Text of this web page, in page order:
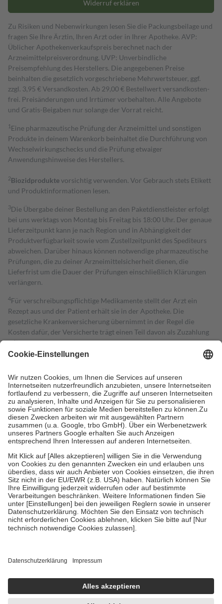
Widerruf erklären
Zu Risiken und Nebenwirkungen lesen Sie die Packungsbeilage und
fragen Sie Ihre Ärztin, Ihren Arzt oder in Ihrer Apotheke. AVP:
Üblicher Apothekenverkaufspreis berechnet nach der
Arzneimittelpreisverordnung. UVP: Unverbindliche
Preisempfehlung des Herstellers. Die angegebenen Preise
beinhalten die gesetzlich vorgeschriebene Mehrwertsteuer, ggf.
zzgl. 3,95 € Versandkosten. Ab 29,00 € Bestell­wert versand­kosten­
frei. Preisänderungen und Irrtümer vorbehalten. Alle Angebote
und Gratis-Beigaben nur solange der Vorrat reicht.
1 Eine pharmazeutische Prüfung der Arzneimittel und sonstigen
Produkte in deinem Warenkorb beinhaltet die Durchführung von
Wechselwirkungschecks und die Prüfung etwaiger
Anwendungshinweise des Herstellers.
2Biozidproduktevorsichtig verwenden. Vor Gebrauch stets Etikett
und Produktinformationen lesen.
3Die Übergabe deiner Bestellung an den Paketdienstleister erfolgt
bei uns werktags von Montag bis Freitag bis 18:00 Uhr. Der genaue
Lieferzeitpunkt kann je nach Region und in Abhängigkeit der
Produktverfügbarkeit sowie vom Zustellzeitpunkt des Spediteurs
abweichen. Darüber hinaus können notwendige pharmazeutische
Prüfungen, die zu deiner Arzneimittelsicherheit dienen, die
Lieferfrist um die Dauer der Prüfungen einschließlich Klärungen
verlängern.
4Für verschreibungspflichtige Medikamente stellt der Arzt ein
Rezept aus und der Patient erhält sie in der Apotheke. Die
gesetzliche Krankenversicherung übernimmt in der Regel die
Kosten dafür, der Versicherte trägt einen Teil davon als Zuzahlung
mit.
Grundsätzlich leisten Mitglieder Zuzahlungen in Höhe von zehn
höchstens zehn Euro.
Es sind jedoch nie mehr als die tatsächlichen
Kosten der Leistung zu entrichten.
Diese Regeln gelten grundsätzlich auch für Online-Apotheken.
Bei Heilmitteln und häuslicher Krankenpflege beträgt die
Zuzahlung zehn Prozent der Kosten sowie zehn Euro je
Verordnung.
Um das Engagement der Versicherten für ihre eigene Gesundheit zu
stärken und die besondere Stellung der Familie zu unterstützen,
fallenkeine Zuzahlungenan bei:
• Kindern und Jugendlichen bis zum vollendeten 18. Lebensjahr
mit Ausnahme der Fahrkosten
• Untersuchungen zur Vorsorge und Früherkennung, die von der
GKV getragen werden
• empfohlenen Schutzimpfungen
• Harn- und Blutteststreifen
getroffen, um sicherzustellen, dass es sich um echte Bewertungen
https://help.etrusted.com/hc/de/articles/4419944605341
Einige Bilder und Inhalte wurden unter Zuhilfenahme künstlicher